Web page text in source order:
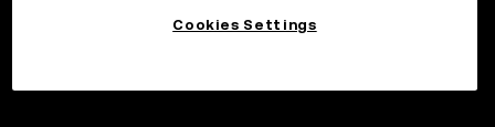
Cookies Settings